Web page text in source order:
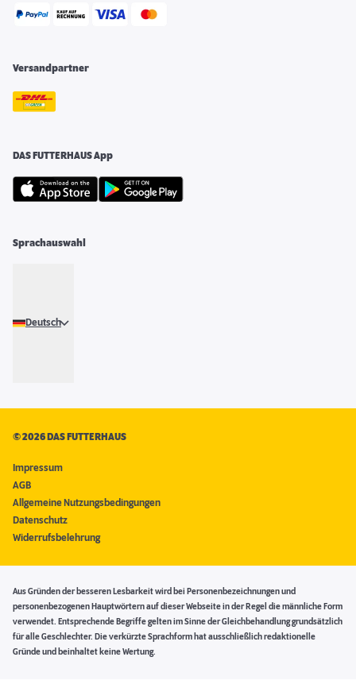
Versandpartner
DAS FUTTERHAUS App
Sprachauswahl
Deutsch
©2026 DAS FUTTERHAUS
Impressum
AGB
Allgemeine Nutzungsbedingungen
Datenschutz
Widerrufsbelehrung
Aus Gründen der besseren Lesbarkeit wird bei Personenbezeichnungen und
personenbezogenen Hauptwörtern auf dieser Webseite in der Regel die männliche Form
verwendet. Entsprechende Begriffe gelten im Sinne der Gleichbehandlung grundsätzlich
für alle Geschlechter. Die verkürzte Sprachform hat ausschließlich redaktionelle
Gründe und beinhaltet keine Wertung.